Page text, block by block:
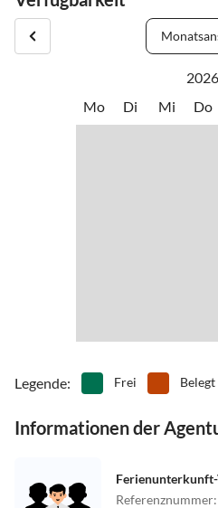
2026
Mo
Di Mi Do
Legende: Frei Belegt
Informationen der
Referenznummer: